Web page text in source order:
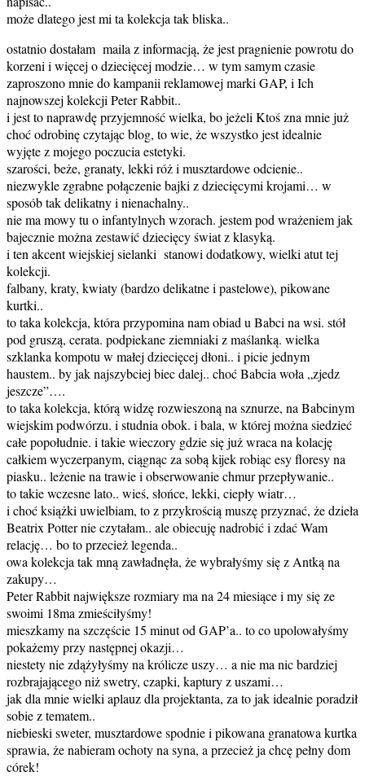
może dlatego jest mi ta kolekcja tak bliska..
ostatnio dostałam maila z informacją, że jest pragnienie powrotu do
korzeni i więcej o dziecięcej modzie… w tym samym czasie
zaproszono mnie do kampanii reklamowej marki GAP, i Ich
najnowszej kolekcji Peter Rabbit..
i jest to naprawdę przyjemność wielka, bo jeżeli Ktoś zna mnie już
choć odrobinę czytając blog, to wie, że wszystko jest idealnie
wyjęte z mojego poczucia estetyki.
szarości, beże, granaty, lekki róż i musztardowe odcienie..
niezwykle zgrabne połączenie bajki z dziecięcymi krojami… w
sposób tak delikatny i nienachalny..
nie ma mowy tu o infantylnych wzorach. jestem pod wrażeniem jak
bajecznie można zestawić dziecięcy świat z klasyką.
i ten akcent wiejskiej sielanki stanowi dodatkowy, wielki atut tej
kolekcji.
falbany, kraty, kwiaty (bardzo delikatne i pastelowe), pikowane
kurtki..
to taka kolekcja, która przypomina nam obiad u Babci na wsi. stół
pod gruszą, cerata. podpiekane ziemniaki z maślanką. wielka
szklanka kompotu w małej dziecięcej dłoni.. i picie jednym
haustem.. by jak najszybciej biec dalej.. choć Babcia woła „zjedz
jeszcze”….
to taka kolekcja, którą widzę rozwieszoną na sznurze, na Babcinym
wiejskim podwórzu. i studnia obok. i bala, w której można siedzieć
całe popołudnie. i takie wieczory gdzie się już wraca na kolację
całkiem wyczerpanym, ciągnąc za sobą kijek robiąc esy floresy na
piasku.. leżenie na trawie i obserwowanie chmur przepływanie..
to takie wczesne lato.. wieś, słońce, lekki, ciepły wiatr…
i choć książki uwielbiam, to z przykrością muszę przyznać, że dzieła
Beatrix Potter nie czytałam.. ale obiecuję nadrobić i zdać Wam
relację… bo to przecież legenda..
owa kolekcja tak mną zawładnęła, że wybrałyśmy się z Antką na
zakupy…
Peter Rabbit największe rozmiary ma na 24 miesiące i my się ze
swoimi 18ma zmieściłyśmy!
mieszkamy na szczęście 15 minut od GAP’a.. to co upolowałyśmy
pokażemy przy następnej okazji…
niestety nie zdążyłyśmy na królicze uszy… a nie ma nic bardziej
rozbrajającego niż swetry, czapki, kaptury z uszami…
jak dla mnie wielki aplauz dla projektanta, za to jak idealnie poradził
sobie z tematem..
niebieski sweter, musztardowe spodnie i pikowana granatowa kurtka
sprawia, że nabieram ochoty na syna, a przecież ja chcę pełny dom
córek!